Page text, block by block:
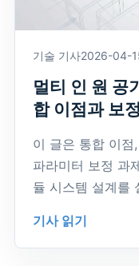
기술 기사2026-04-
멀티 인 원 공
합 이점과 보
이 글은 통합 이점
파라미터 보정 과
듈 시스템 설계를
기사 읽기